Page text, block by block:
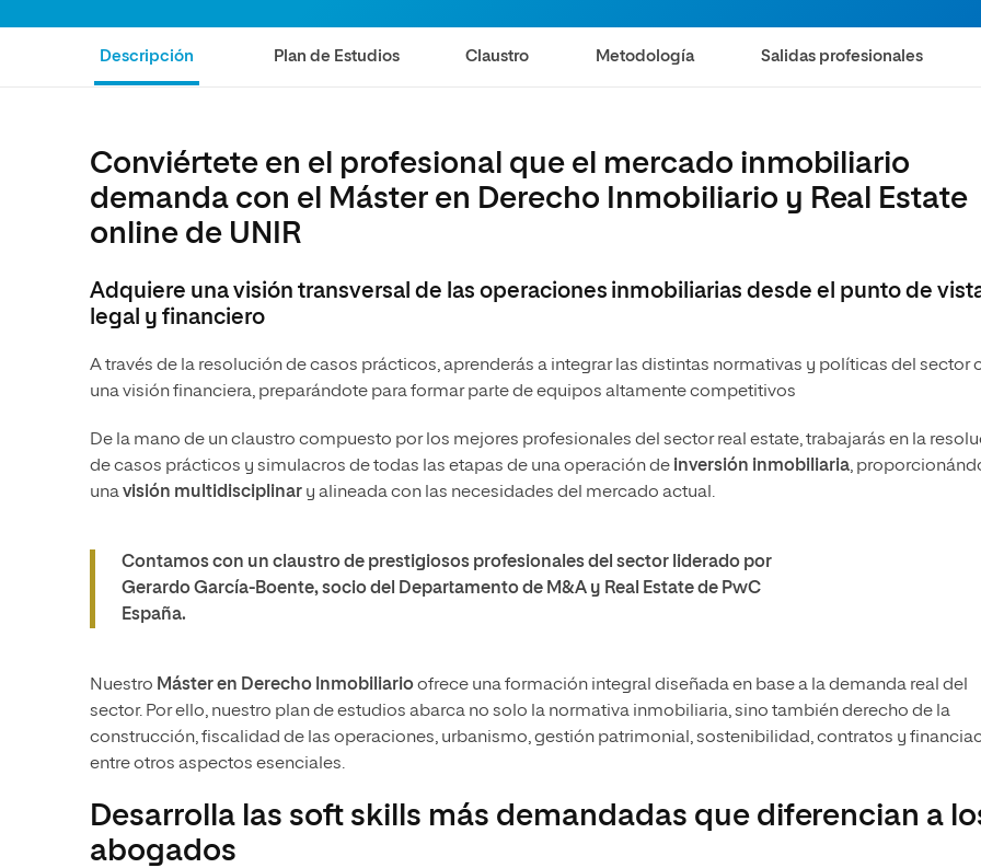
Ciencias Políticas y Relaciones
Internacionales
Acceso universitario para
mayores
Ciencias de la Salud
Ciencias Sociales
Artes
Música
Diseño
Ciencias de la Salud
Humanidades
Artes
Música
Oficina de Movilidad
Internacional
Escuela de Humanidades
Normas de Organización y
Descripción Plan de Estudios Claustro Metodología Salidas profesionales
Conviértete en el profesional que el mercado inmobiliario
demanda con el Máster en Derecho Inmobiliario y Real Estate
online de UNIR
Adquiere una visión transversal de las operaciones inmobiliarias desde el punto de
legal y financiero
A través de la resolución de casos prácticos, aprenderás a integrar las distintas normativas y políticas del sector
una visión financiera, preparándote para formar parte de equipos altamente competitivos
De la mano de un claustro compuesto por los mejores profesionales del sector real estate, trabajarás en la
de casos prácticos y simulacros de todas las etapas de una operación de inversión inmobiliaria,
unavisión multidisciplinar y alineada con las necesidades del mercado actual.
Contamos con un claustro de prestigiosos profesionales del sector liderado por
Gerardo García-Boente, socio del Departamento de M&A y Real Estate de PwC
España.
Nuestro Másteren Derecho Inmobiliarioofrece una formación integral diseñada en base a la demanda real del
sector. Por ello, nuestro plan de estudios abarca no solo la normativa inmobiliaria, sino también derecho de la
construcción, fiscalidad de las operaciones, urbanismo, gestión patrimonial, sostenibilidad, contratos y
entre otros aspectos esenciales.
Desarrolla las soft skills más demandadas que diferencian a
abogados